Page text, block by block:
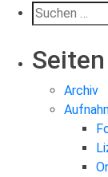
Suchen
nach:
Seiten
Archiv